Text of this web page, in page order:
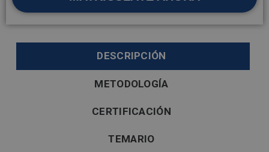
DESCRIPCIÓN
METODOLOGÍA
CERTIFICACIÓN
TEMARIO